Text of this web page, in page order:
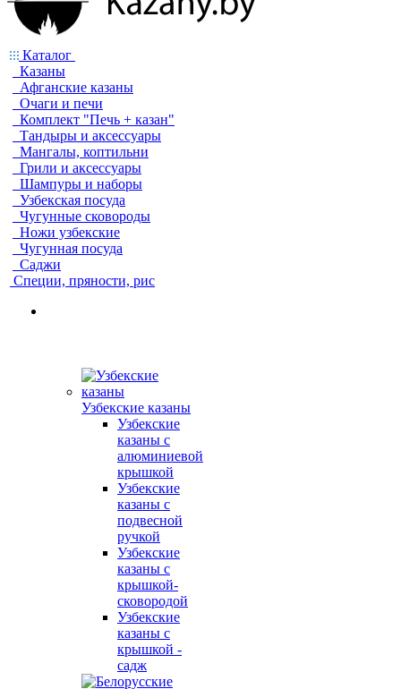
Каталог
Казаны
Афганские казаны
Очаги и печи
Комплект "Печь + казан"
Тандыры и аксессуары
Мангалы, коптильни
Грили и аксессуары
Шампуры и наборы
Узбекская посуда
Чугунные сковороды
Ножи узбекские
Чугунная посуда
Саджи
Специи, пряности, рис
Узбекские казаны
Узбекские
казаны с
алюминиевой
крышкой
Узбекские
казаны с
подвесной
ручкой
Узбекские
казаны с
крышкой-
сковородой
Узбекские
казаны с
крышкой -
садж